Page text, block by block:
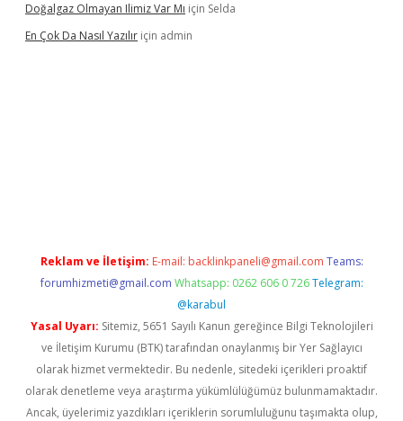
Doğalgaz Olmayan Ilimiz Var Mı için Selda
En Çok Da Nasıl Yazılır için admin
Reklam ve İletişim: E-mail: backlinkpaneli@gmail.com Teams:
forumhizmeti@gmail.com Whatsapp: 0262 606 0 726 Telegram:
@karabul
Yasal Uyarı: Sitemiz, 5651 Sayılı Kanun gereğince Bilgi Teknolojileri
ve İletişim Kurumu (BTK) tarafından onaylanmış bir Yer Sağlayıcı
olarak hizmet vermektedir. Bu nedenle, sitedeki içerikleri proaktif
olarak denetleme veya araştırma yükümlülüğümüz bulunmamaktadır.
Ancak, üyelerimiz yazdıkları içeriklerin sorumluluğunu taşımakta olup,